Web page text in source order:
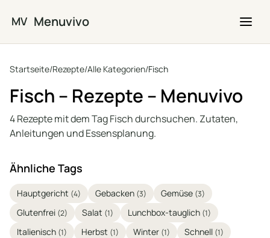
MV Menuvivo
Startseite/Rezepte/Alle Kategorien/Fisch
Fisch – Rezepte – Menuvivo
4 Rezepte mit dem Tag Fisch durchsuchen. Zutaten,
Anleitungen und Essensplanung.
Ähnliche Tags
Hauptgericht (4) Gebacken (3) Gemüse (3)
Glutenfrei (2) Salat (1) Lunchbox-tauglich (1)
Italienisch (1) Herbst (1) Winter (1) Schnell (1)